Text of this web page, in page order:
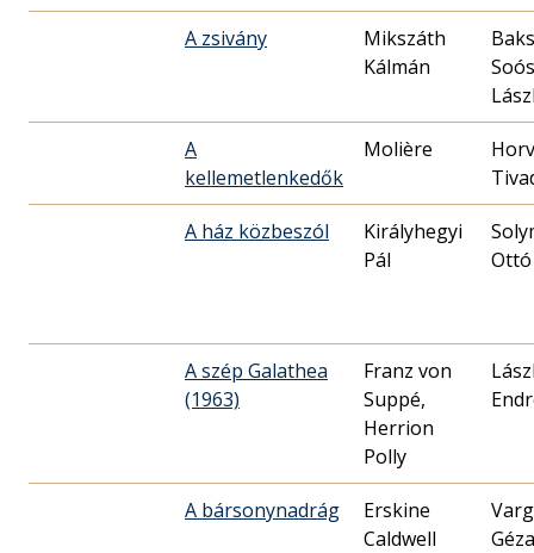
A zsivány
Mikszáth
Kálmán
Soós
A
kellemetlenkedők
Molière
A ház közbeszól
Királyhegyi
Pál
Ottó
A szép Galathea
(1963)
Franz von
Suppé,
Herrion
Polly
A bársonynadrág
Erskine
Caldwell
Géza